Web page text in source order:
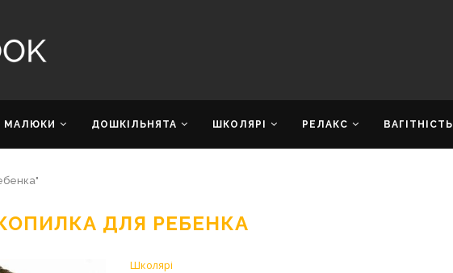
МАЛЮКИ ДОШКІЛЬНЯТА ШКОЛЯРІ РЕЛАКС ВАГІТНІСТЬ
ДЛЯ РЕБЕНКА
Школярі